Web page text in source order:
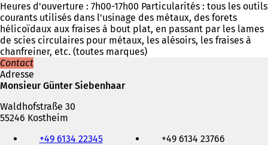
Heures d'ouverture : 7h00-17h00 Particularités : tous les outils
courants utilisés dans l'usinage des métaux, des forets
hélicoïdaux aux fraises à bout plat, en passant par les lames
de scies circulaires pour métaux, les alésoirs, les fraises à
chanfreiner, etc. (toutes marques)
Contact
Adresse
Monsieur Günter Siebenhaar
Waldhofstraße 30
55246 Kostheim
+49 6134 22345
+49 6134 23766